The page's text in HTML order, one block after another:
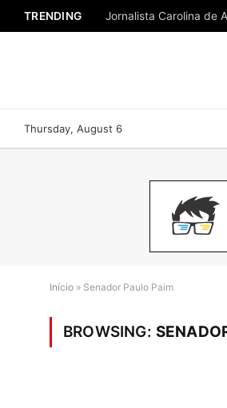
TRENDING Jornalista Carolina de
Thursday, August 6
Início » Senador Paulo Paim
BROWSING: